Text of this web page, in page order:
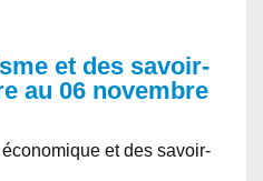
et des savoir-
au 06 novembre
et des savoir-